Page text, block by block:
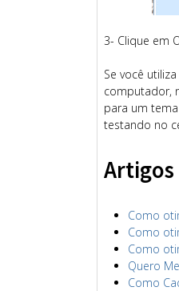
3- Clique em
Se você
computador,
para um
testando no
Artigos
Como
Como
Como
Quero
Como